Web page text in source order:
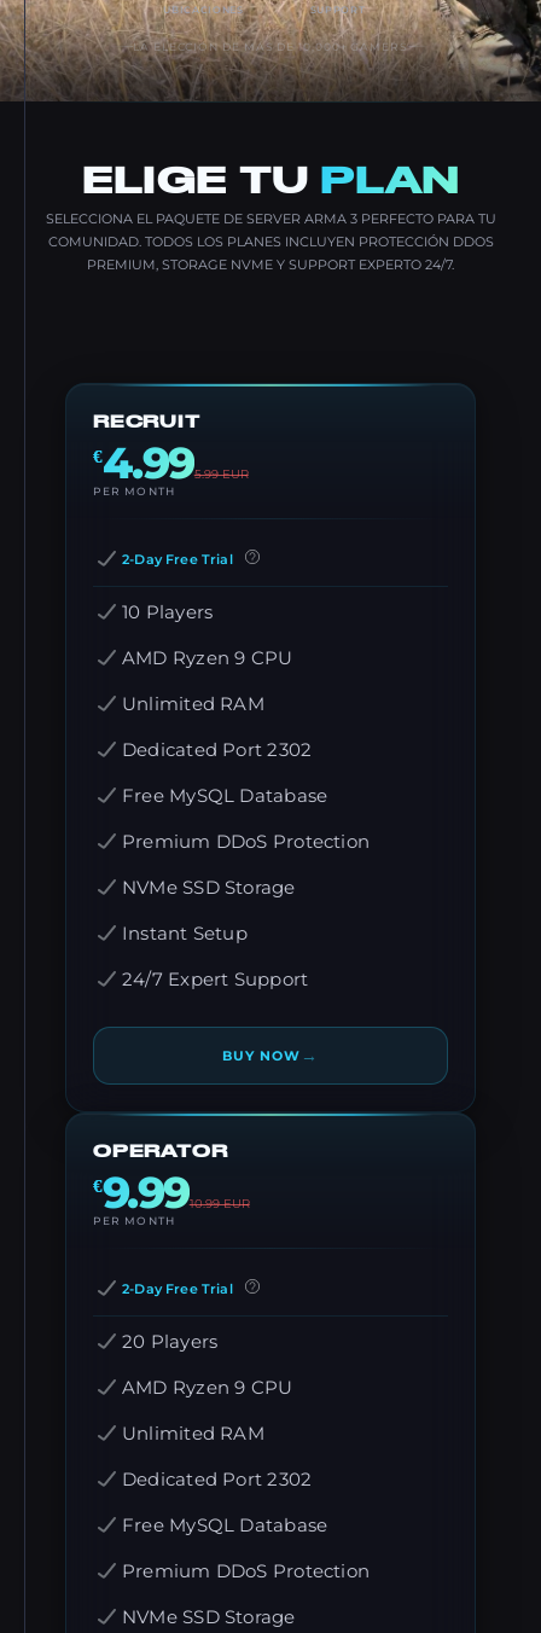
UBICACIONES SUPPORT
LA ELECCIÓN DE MÁS DE 10,000+ GAMERS
ELIGE TU PLAN
SELECCIONA EL PAQUETE DE SERVER ARMA 3 PERFECTO PARA TU
COMUNIDAD. TODOS LOS PLANES INCLUYEN PROTECCIÓN DDOS
PREMIUM, STORAGE NVME Y SUPPORT EXPERTO 24/7.
RECRUIT
€4.995.99EUR
PER MONTH
2-Day Free Trial
10 Players
AMD Ryzen 9 CPU
Unlimited RAM
Dedicated Port 2302
Free MySQL Database
Premium DDoS Protection
NVMe SSD Storage
Instant Setup
24/7 Expert Support
BUY NOW →
OPERATOR
€9.9910.99EUR
PER MONTH
2-Day Free Trial
20 Players
AMD Ryzen 9 CPU
Unlimited RAM
Dedicated Port 2302
Free MySQL Database
Premium DDoS Protection
NVMe SSD Storage